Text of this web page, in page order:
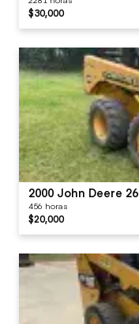
$30,000
2000 John Deere
456 horas
$20,000